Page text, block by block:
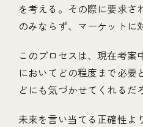
を考える。その際に要求さ
のみならず、マーケットに
このプロセスは、現在考
においてどの程度まで必要
どにも気づかせてくれるだ
未来を言い当てる正確性よ